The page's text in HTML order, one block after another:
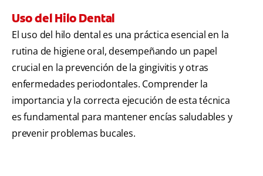
Uso del Hilo Dental
El uso del hilo dental es una práctica esencial en la
rutina de higiene oral, desempeñando un papel
crucial en la prevención de la gingivitis y otras
enfermedades periodontales. Comprender la
importancia y la correcta ejecución de esta técnica
es fundamental para mantener encías saludables y
prevenir problemas bucales.